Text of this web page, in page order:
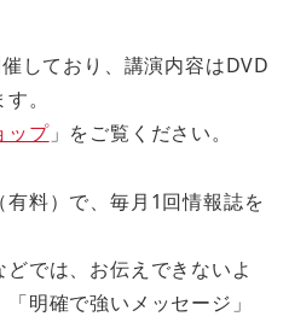
しており、講演内容はDVD
。
ップ」をご覧ください。
有料）で、毎月1回情報誌を
どでは、お伝えできないよ
明確で強いメッセージ」